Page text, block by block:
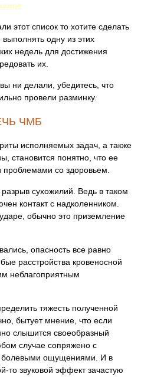
этот список то хотите сделать
одну из этих
недель для достижения
их.
ни делали, убедитесь, что
провели разминку.
ЧМБ
исполняемых задач, а также
становится понятно, что ее
со здоровьем.
сухожилий. Ведь в таком
контакт с надколенником.
обычно это приземление
опасность все равно
расстройства кровеносной
неблагоприятным
тяжесть полученной
бытует мнение, что если
слышится своеобразный
случае сопряжено с
болевыми ощущениями. И в
то звуковой эффект зачастую